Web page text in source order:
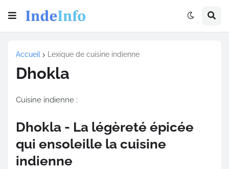
Accueil Lexique de cuisine indienne
Dhokla
Cuisine indienne :
Dhokla - La légèreté épicée
qui ensoleille la cuisine
indienne